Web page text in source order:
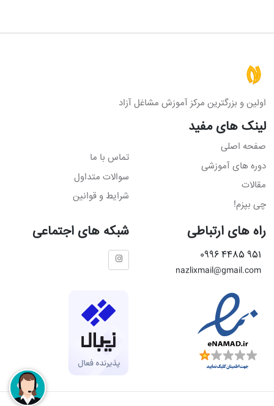
اولین و بزرگترین مرکز آموزش مشاغل آزاد
لینک های مفید
صفحه اصلی
دوره های آموزشی
مقالات
چی بپزم!
تماس با ما
سوالات متداول
شرایط و قوانین
راه های ارتباطی
951 4485 0996
nazlixmail@gmail.com
شبکه های اجتماعی